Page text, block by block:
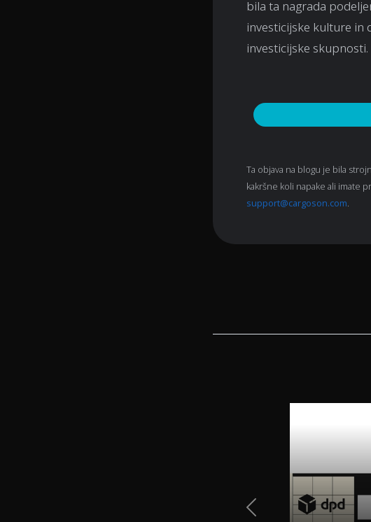
bila ta nagrada
investicijske kulture in
investicijske skupnosti.
Ta objava na blogu je bila
kakršne koli napake ali imate
support@cargoson.com.